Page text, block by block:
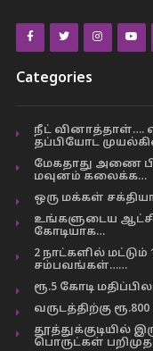
Categories
நீட் வினாத்தாள்….
தப்பியோட
மேகதாது அணை
மவுனம் கலைக்க…
ஒரு மக்கள்
உங்களுடைய
கோடியாக…
2 நாட்களில்
சம்பவங்கள்……
ரூ.5 கோடி
வருடத்திற்கு
தூத்துக்குடியில்
பொருட்கள்